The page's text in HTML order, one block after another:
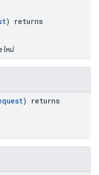
) returns
ใหม่
) returns